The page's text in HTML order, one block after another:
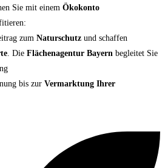
Sie mit einem Ökokonto
zum Naturschutz und schaffen
. Die Flächenagentur Bayern begleitet Sie
bis zur Vermarktung Ihrer